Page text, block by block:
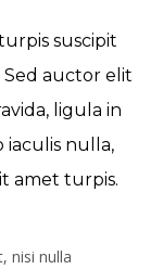
suscipit
auctor elit
ligula in
iaculis nulla,
amet turpis.
nisi nulla